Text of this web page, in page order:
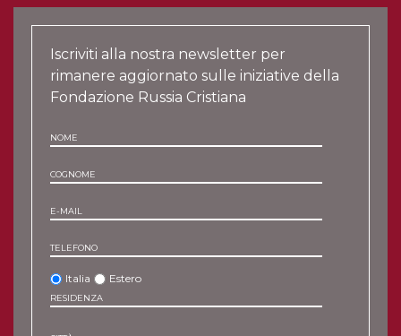
Iscriviti alla nostra newsletter per
rimanere aggiornato sulle iniziative della
Fondazione Russia Cristiana
NOME
COGNOME
E-MAIL
TELEFONO
Italia Estero
RESIDENZA